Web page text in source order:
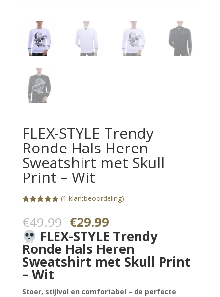
FLEX-STYLE Trendy
Ronde Hals Heren
Sweatshirt met Skull
Print – Wit
gebaseerd
op
klantbeoorde
ling
(1 klantbeoordeling)
€49.99 Oorspronkelijke
prijs
was:
€49.99.
€29.99Huidige
prijs
is:
€29.99.
FLEX-STYLE Trendy
Ronde Hals Heren
Sweatshirt met Skull Print
– Wit
Stoer, stijlvol en comfortabel – de perfecte